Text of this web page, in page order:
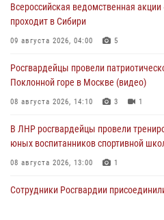
Всероссийская ведомственная
проходит в Сибири
09 августа 2026, 04:00 5
Росгвардейцы провели
Поклонной горе в Москве (видео)
08 августа 2026, 14:10 3 1
В ЛНР росгвардейцы провели
юных воспитанников спортивной
08 августа 2026, 13:00 1
Сотрудники Росгвардии